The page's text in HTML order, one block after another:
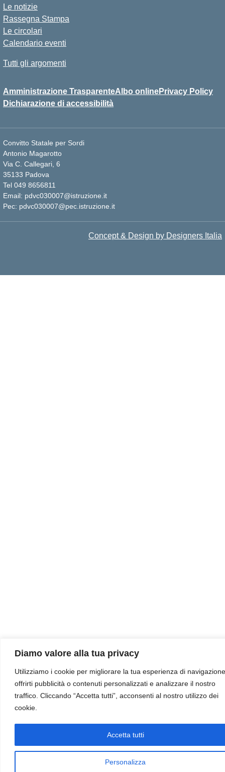
Diamo valore alla tua privacy
Utilizziamo i cookie per migliorare la tua esperienza di
offrirti pubblicità o contenuti personalizzati e analizzare il nostro
traffico. Cliccando “Accetta tutti”, acconsenti al nostro utilizzo dei
cookie.
Personalizza
Accetta tutti
Le notizie
Rassegna Stampa
Le circolari
Calendario eventi
Tutti gli argomenti
Amministrazione TrasparenteAlbo onlinePrivacy Policy
Dichiarazione di accessibilità
Convitto Statale per Sordi
Antonio Magarotto
Via C. Callegari, 6
35133 Padova
Tel 049 8656811
Email: pdvc030007@istruzione.it
Pec: pdvc030007@pec.istruzione.it
Concept & Design by Designers Italia